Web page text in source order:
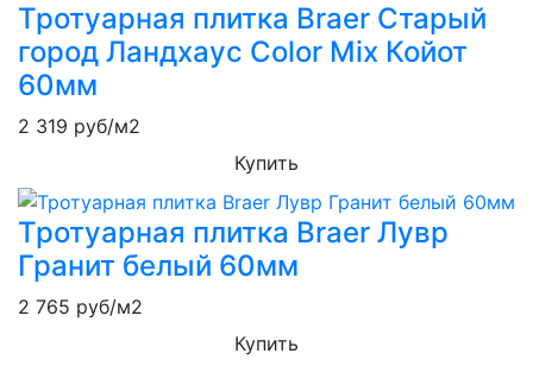
Тротуарная плитка Braer Старый
город Ландхаус Color Mix Койот
60мм
2 319 руб/м2
Купить
Тротуарная плитка Braer Лувр
Гранит белый 60мм
2 765 руб/м2
Купить